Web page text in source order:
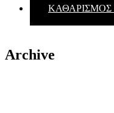
ΚΑΘΑΡΙΣΜΟΣ
Back to top
Archive